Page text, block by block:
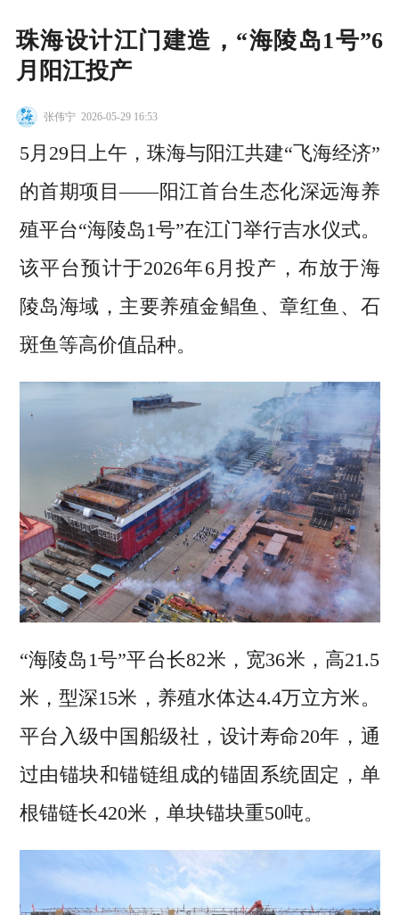
珠海设计江门建造，“海陵岛1号”6
月阳江投产
张伟宁 2026-05-29 16:53
5月29日上午，珠海与阳江共建“飞海经济”
的首期项目——阳江首台生态化深远海养
殖平台“海陵岛1号”在江门举行吉水仪式。
该平台预计于2026年6月投产，布放于海
陵岛海域，主要养殖金鲳鱼、章红鱼、石
斑鱼等高价值品种。
“海陵岛1号”平台长82米，宽36米，高21.5
米，型深15米，养殖水体达4.4万立方米。
平台入级中国船级社，设计寿命20年，通
过由锚块和锚链组成的锚固系统固定，单
根锚链长420米，单块锚块重50吨。